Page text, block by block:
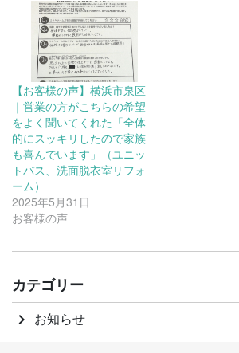
【お客様の声】横浜市泉区
｜営業の方がこちらの希望
をよく聞いてくれた「全体
的にスッキリしたので家族
も喜んでいます」（ユニッ
トバス、洗面脱衣室リフォ
ーム）
2025年5月31日
お客様の声
カテゴリー
keyboard_arrow_right お知らせ